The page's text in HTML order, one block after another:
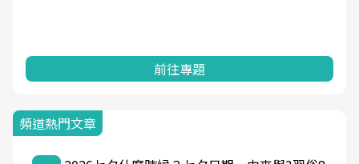
前往專題
頻道熱門文章